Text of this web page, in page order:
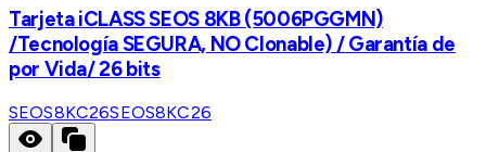
Tarjeta iCLASS SEOS 8KB (5006PGGMN)
/Tecnología SEGURA, NO Clonable) / Garantía de
por Vida/ 26 bits
SEOS8KC26SEOS8KC26